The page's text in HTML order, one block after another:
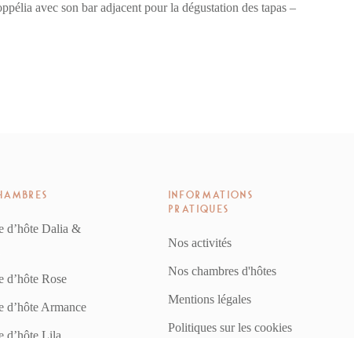
avec son bar adjacent pour la dégustation des tapas –
d’hôte Dalia &
d’hôte Rose
d’hôte Armance
d’hôte Lila
INFORMATIONS
PRATIQUES
Nos activités
Nos chambres d'hôtes
Mentions légales
Politiques sur les cookies